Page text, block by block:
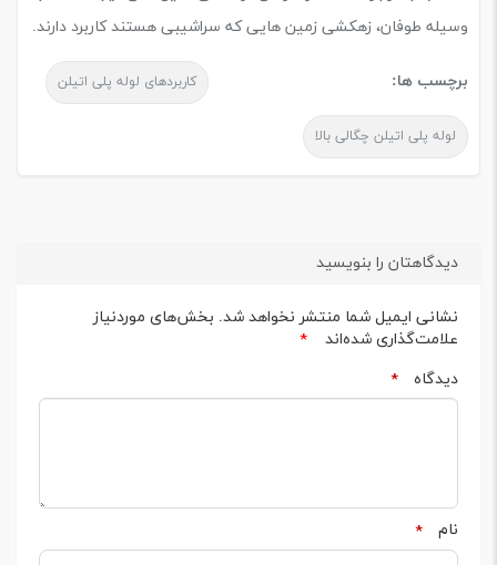
وسیله طوفان، زهکشی زمین هایی که سراشیبی هستند کاربرد دارند.
برچسب ها: کاربردهای لوله پلی اتیلن
لوله پلی اتیلن چگالی بالا
دیدگاهتان را بنویسید
نشانی ایمیل شما منتشر نخواهد شد. بخش‌های موردنیاز
علامت‌گذاری شده‌اند
*
دیدگاه
*
نام *